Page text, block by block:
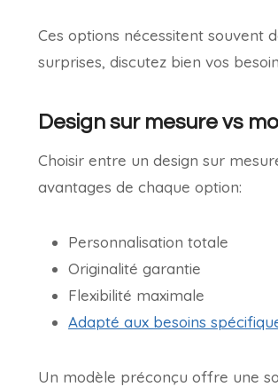
Ces options nécessitent souvent
surprises, discutez bien vos
Design sur mesure vs
Choisir entre un design sur
avantages de chaque option:
Personnalisation totale
Originalité garantie
Flexibilité maximale
Adapté aux besoins
Un modèle préconçu offre une